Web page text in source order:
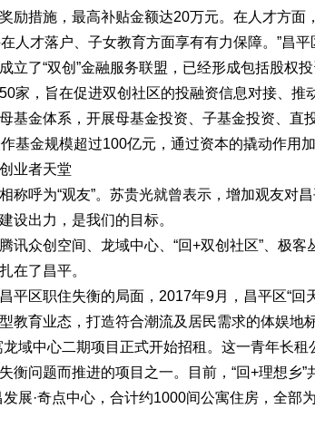
励措施，最高补贴金额达20万元。在人才方面
人才落户、子女教育方面享有有力保障。”昌平
立了“双创”金融服务联盟，已经形成包括股权
家，旨在促进双创社区的投融资信息对接、推
基金体系，开展母基金投资、子基金投资、直
基金规模超过100亿元，通过资本的撬动作用
业者天堂
称呼为“观友”。苏贵光就曾表示，增加观友对
设出力，是我们的目标。
讯众创空间、龙域中心、“回+双创社区”、极客
在了昌平。
平区职住失衡的局面，2017年9月，昌平区“回
教育业态，打造符合潮流及居民需求的体娱地
龙域中心二期项目正式开始招租。这一青年长
衡问题而推进的项目之一。目前，“回+理想乡”
展·奇点中心，合计约1000间公寓住房，全部